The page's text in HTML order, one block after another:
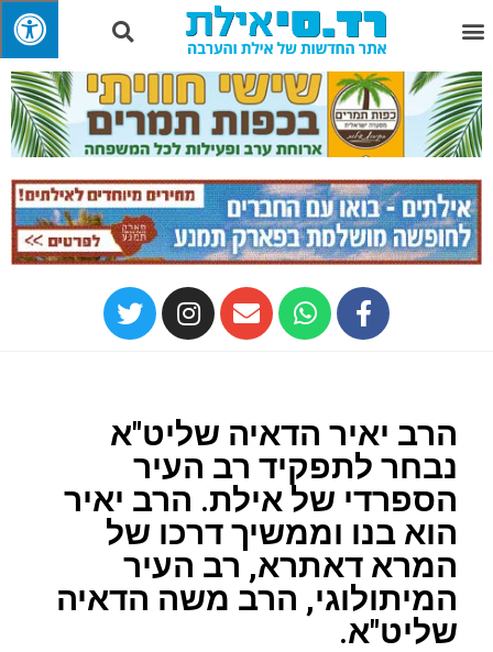
הרב יאיר הדאיה שליט"א
נבחר לתפקיד רב העיר
הספרדי של אילת. הרב יאיר
הוא בנו וממשיך דרכו של
המרא דאתרא, רב העיר
המיתולוגי, הרב משה הדאיה
שליט"א.